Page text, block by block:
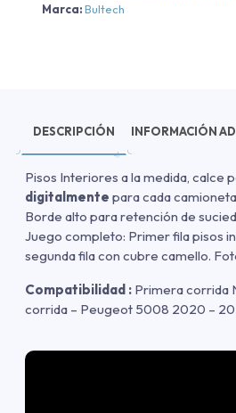
Marca:Bultech
DESCRIPCIÓN INFORMACIÓN
Pisos Interiores a la medida, calce
digitalmente para cada
Borde alto para retención de
Juego completo: Primer fila pisos
segunda fila con cubre camello.
Compatibilidad : Primera corrida
corrida – Peugeot 5008 2020 –